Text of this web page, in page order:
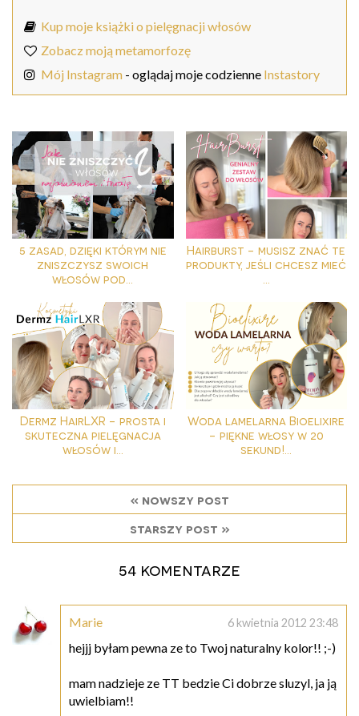
Kup moje książki o pielęgnacji włosów
Zobacz moją metamorfozę
Mój Instagram - oglądaj moje codzienne Instastory
5 zasad, dzięki którym nie
zniszczysz swoich
włosów pod...
Hairburst - musisz znać te
produkty, jeśli chcesz mieć
Dermz HairLXR - prosta i
skuteczna pielęgnacja
włosów i...
Woda lamelarna Bioelixire
- piękne włosy w 20
sekund!...
« nowszy post
starszy post »
54 komentarze
Marie 6 kwietnia 2012 23:48
hejjj byłam pewna ze to Twoj naturalny kolor!! ;-)
mam nadzieje ze TT bedzie Ci dobrze sluzyl, ja ją
uwielbiam!!